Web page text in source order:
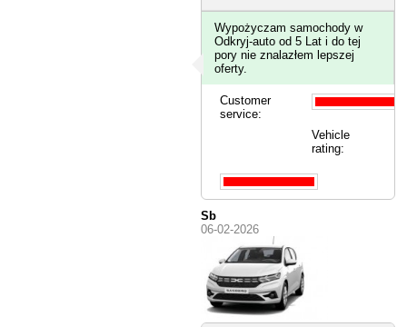
Wypożyczam samochody w
Odkryj-auto od 5 Lat i do tej
pory nie znalazłem lepszej
oferty.
Customer
service:
Vehicle
rating:
Sb
06-02-2026